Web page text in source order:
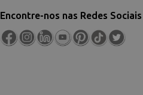
Encontre-nos nas Redes Sociais